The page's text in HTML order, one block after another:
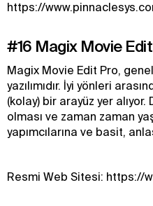
https://
#16 Magix Movie
Magix Movie Edit Pro,
yazılımıdır. İyi yönleri
(kolay) bir arayüz yer
olması ve zaman zaman
yapımcılarına ve basit,
Resmi Web Sitesi: https://